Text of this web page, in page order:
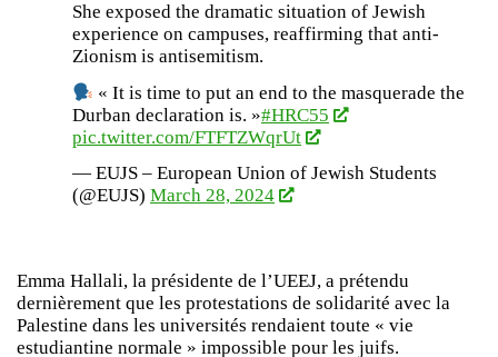
She exposed the dramatic situation of Jewish
experience on campuses, reaffirming that anti-
Zionism is antisemitism.
« It is time to put an end to the masquerade the
Durban declaration is. »#HRC55
pic.twitter.com/FTFTZWqrUt
— EUJS – European Union of Jewish Students
(@EUJS) March 28, 2024
Emma Hallali, la présidente de l’UEEJ, a prétendu
dernièrement que les protestations de solidarité avec la
Palestine dans les universités rendaient toute « vie
estudiantine normale » impossible pour les juifs.